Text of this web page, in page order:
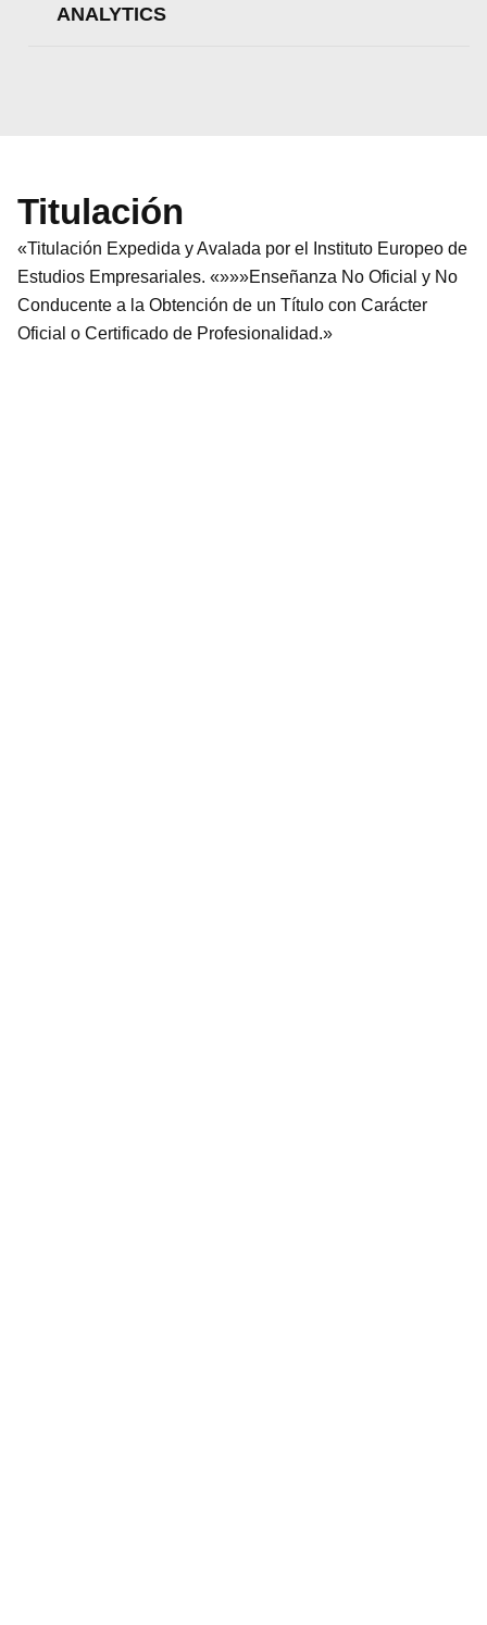
ANALYTICS
Titulación
«Titulación Expedida y Avalada por el Instituto Europeo de
Estudios Empresariales. «»»»Enseñanza No Oficial y No
Conducente a la Obtención de un Título con Carácter
Oficial o Certificado de Profesionalidad.»